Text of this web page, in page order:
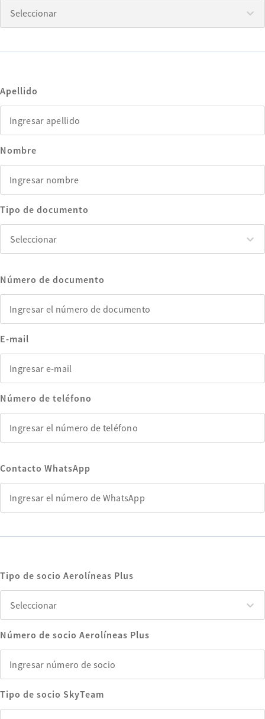
Seleccionar
Apellido
Nombre
Tipo de documento
Seleccionar
Número de documento
E-mail
Número de teléfono
Contacto WhatsApp
Tipo de socio Aerolíneas Plus
Seleccionar
Número de socio Aerolíneas Plus
Tipo de socio SkyTeam